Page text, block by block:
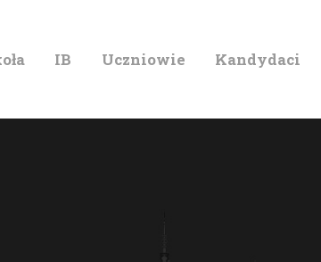
IB Uczniowie Kandydaci
MIKOŁAJA